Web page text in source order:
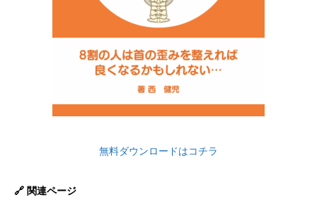
無料ダウンロードはコチラ
🔗 関連ページ